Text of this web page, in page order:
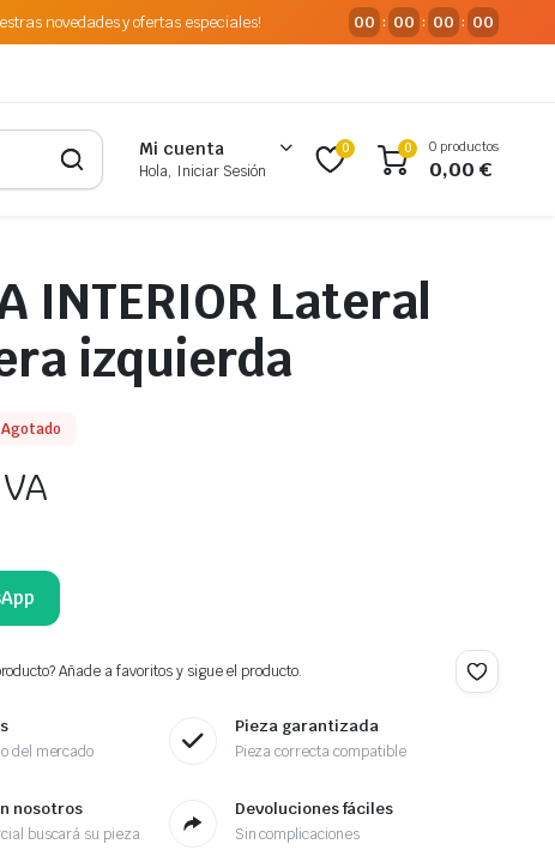
novedades y ofertas especiales! 00 : 00 : 00 : 00
Mi cuenta
Hola, Iniciar Sesión
0 0 0 productos
0,00€
INTERIOR Lateral
izquierda
Agotado
Añade a favoritos y sigue el producto.
del mercado
Pieza garantizada
Pieza correcta compatible
nosotros
buscará su pieza
Devoluciones fáciles
Sin complicaciones